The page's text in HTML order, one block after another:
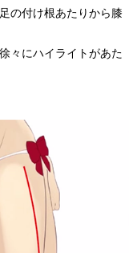
の付け根あたりから膝
々にハイライトがあた